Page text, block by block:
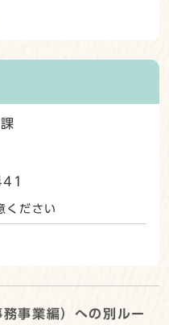
ください
事業編）への別ルー